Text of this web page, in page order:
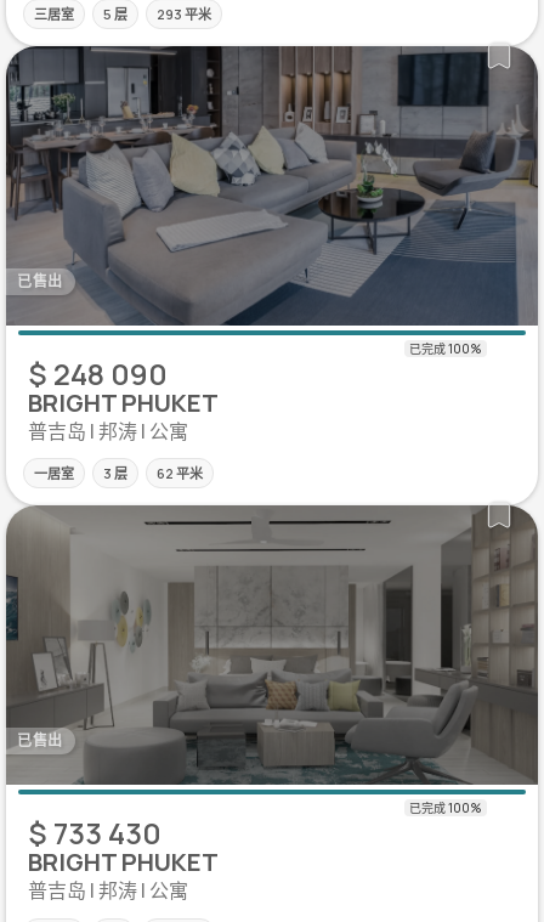
三居室 5 层 293 平米
已售出
$ 248 090
BRIGHT PHUKET
普吉岛 | 邦涛 | 公寓
一居室 3 层 62 平米
已售出
$ 733 430
BRIGHT PHUKET
普吉岛 | 邦涛 | 公寓